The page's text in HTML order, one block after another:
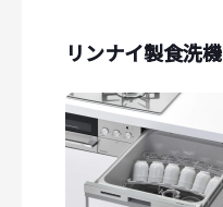
リンナイ製食洗機